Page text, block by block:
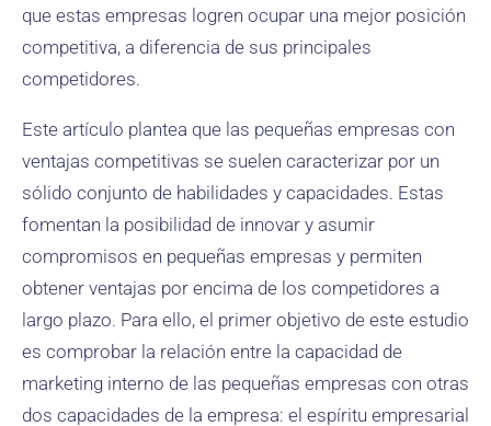
que estas empresas logren ocupar una mejor posición
competitiva, a diferencia de sus principales
competidores.
Este artículo plantea que las pequeñas empresas con
ventajas competitivas se suelen caracterizar por un
sólido conjunto de habilidades y capacidades. Estas
fomentan la posibilidad de innovar y asumir
compromisos en pequeñas empresas y permiten
obtener ventajas por encima de los competidores a
largo plazo. Para ello, el primer objetivo de este estudio
es comprobar la relación entre la capacidad de
marketing interno de las pequeñas empresas con otras
dos capacidades de la empresa: el espíritu empresarial